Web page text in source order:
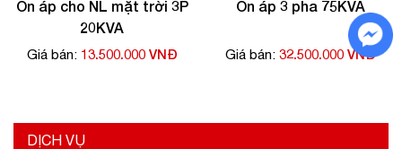
Ổn áp cho NL mặt trời 3P
20KVA
Giá bán: 13.500.000 VNĐ
Ổn áp 3 pha 75KVA
Giá bán: 32.500.000 VNĐ
DỊCH VỤ